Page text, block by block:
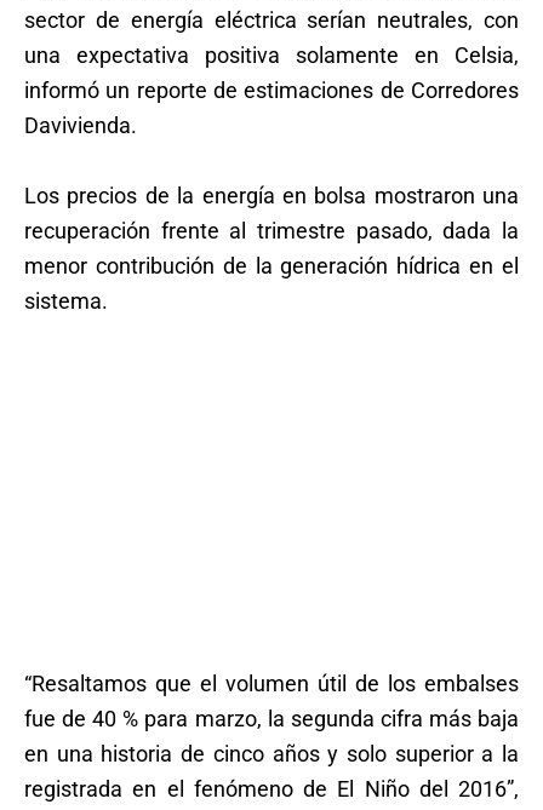
sector de energía eléctrica serían neutrales, con
una expectativa positiva solamente en Celsia,
informó un reporte de estimaciones de Corredores
Davivienda.
Los precios de la energía en bolsa mostraron una
recuperación frente al trimestre pasado, dada la
menor contribución de la generación hídrica en el
sistema.
“Resaltamos que el volumen útil de los embalses
fue de 40 % para marzo, la segunda cifra más baja
en una historia de cinco años y solo superior a la
registrada en el fenómeno de El Niño del 2016”,